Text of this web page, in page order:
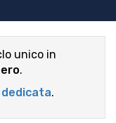
unico in
.
.